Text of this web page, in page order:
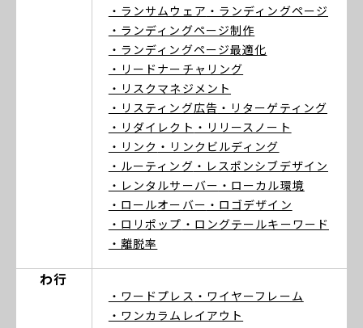
・ランサムウェア ・ランディングページ
・ランディングページ制作
・ランディングページ最適化
・リードナーチャリング
・リスクマネジメント
・リスティング広告 ・リターゲティング
・リダイレクト ・リリースノート
・リンク ・リンクビルディング
・ルーティング ・レスポンシブデザイン
・レンタルサーバー ・ローカル環境
・ロールオーバー ・ロゴデザイン
・ロリポップ ・ロングテールキーワード
・離脱率
わ行
・ワードプレス ・ワイヤーフレーム
・ワンカラムレイアウト